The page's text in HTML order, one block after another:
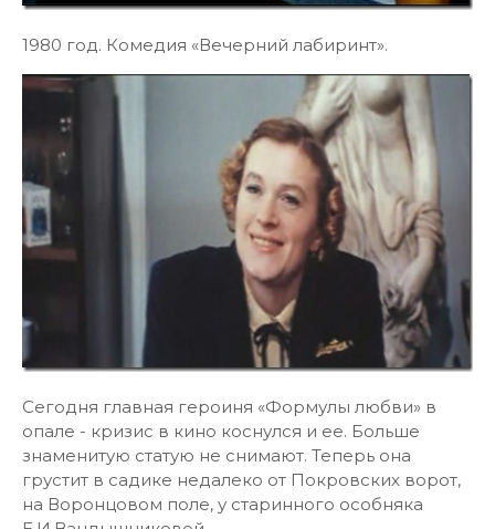
1980 год. Комедия «Вечерний лабиринт».
Сегодня главная героиня «Формулы любви» в
опале - кризис в кино коснулся и ее. Больше
знаменитую статую не снимают. Теперь она
грустит в садике недалеко от Покровских ворот,
на Воронцовом поле, у старинного особняка